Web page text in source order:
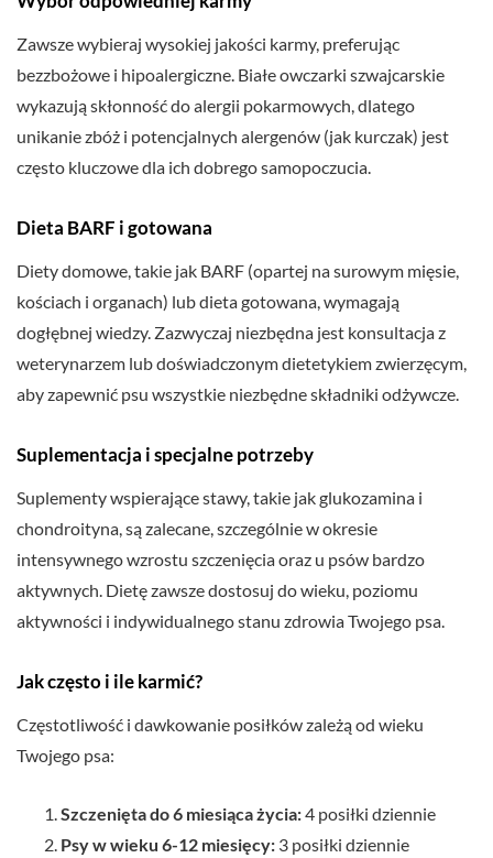
Zawsze wybieraj wysokiej jakości karmy, preferując
bezzbożowe i hipoalergiczne. Białe owczarki szwajcarskie
wykazują skłonność do alergii pokarmowych, dlatego
unikanie zbóż i potencjalnych alergenów (jak kurczak) jest
często kluczowe dla ich dobrego samopoczucia.
Dieta BARF i gotowana
Diety domowe, takie jak BARF (opartej na surowym mięsie,
kościach i organach) lub dieta gotowana, wymagają
dogłębnej wiedzy. Zazwyczaj niezbędna jest konsultacja z
weterynarzem lub doświadczonym dietetykiem zwierzęcym,
aby zapewnić psu wszystkie niezbędne składniki odżywcze.
Suplementacja i specjalne potrzeby
Suplementy wspierające stawy, takie jak glukozamina i
chondroityna, są zalecane, szczególnie w okresie
intensywnego wzrostu szczenięcia oraz u psów bardzo
aktywnych. Dietę zawsze dostosuj do wieku, poziomu
aktywności i indywidualnego stanu zdrowia Twojego psa.
Jak często i ile karmić?
Częstotliwość i dawkowanie posiłków zależą od wieku
Twojego psa:
Szczenięta do 6 miesiąca życia:4 posiłki dziennie
Psy w wieku 6-12 miesięcy: 3 posiłki dziennie